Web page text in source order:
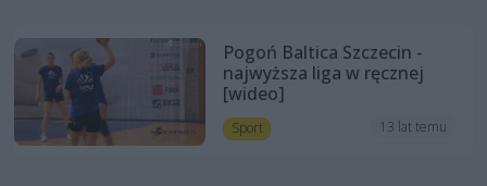
Pogoń Baltica Szczecin -
najwyższa liga w ręcznej
[wideo]
Sport 13 lat temu